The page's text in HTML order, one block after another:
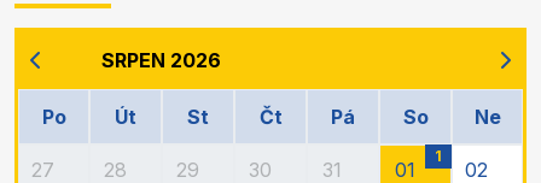
SRPEN 2026
Po Út St Čt Pá So Ne
27 28 29 30 31 01
1
02